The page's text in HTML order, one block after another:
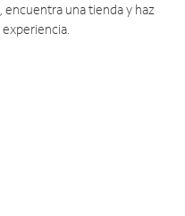
una tienda y haz